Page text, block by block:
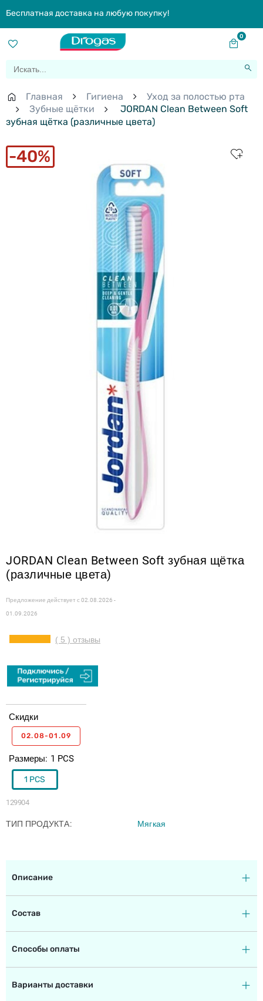
Бесплатная доставка на любую покупку!
0
Главная Гигиена
Уход за полостью рта
Зубные щётки
JORDAN Clean Between Soft
зубная щётка (различные цвета)
40%
JORDAN Clean Between Soft зубная щётка
(различные цвета)
Предложение действует с02.08.2026 -
01.09.2026
( 5 ) отзывы
129904
Размеры 1 PCS
1 PCS
Скидки
02.08-01.09
ТИП ПРОДУКТА Мягкая
Описание
Состав
Способы оплаты
Варианты доставки